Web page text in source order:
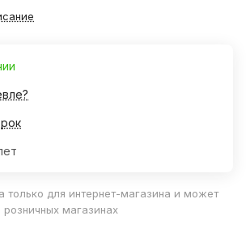
только для интернет-магазина и может
розничных магазинах